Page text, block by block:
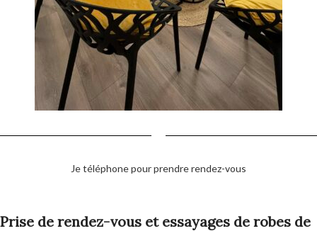
Je téléphone pour prendre rendez-vous
Prise de rendez-vous et essayages de robes de